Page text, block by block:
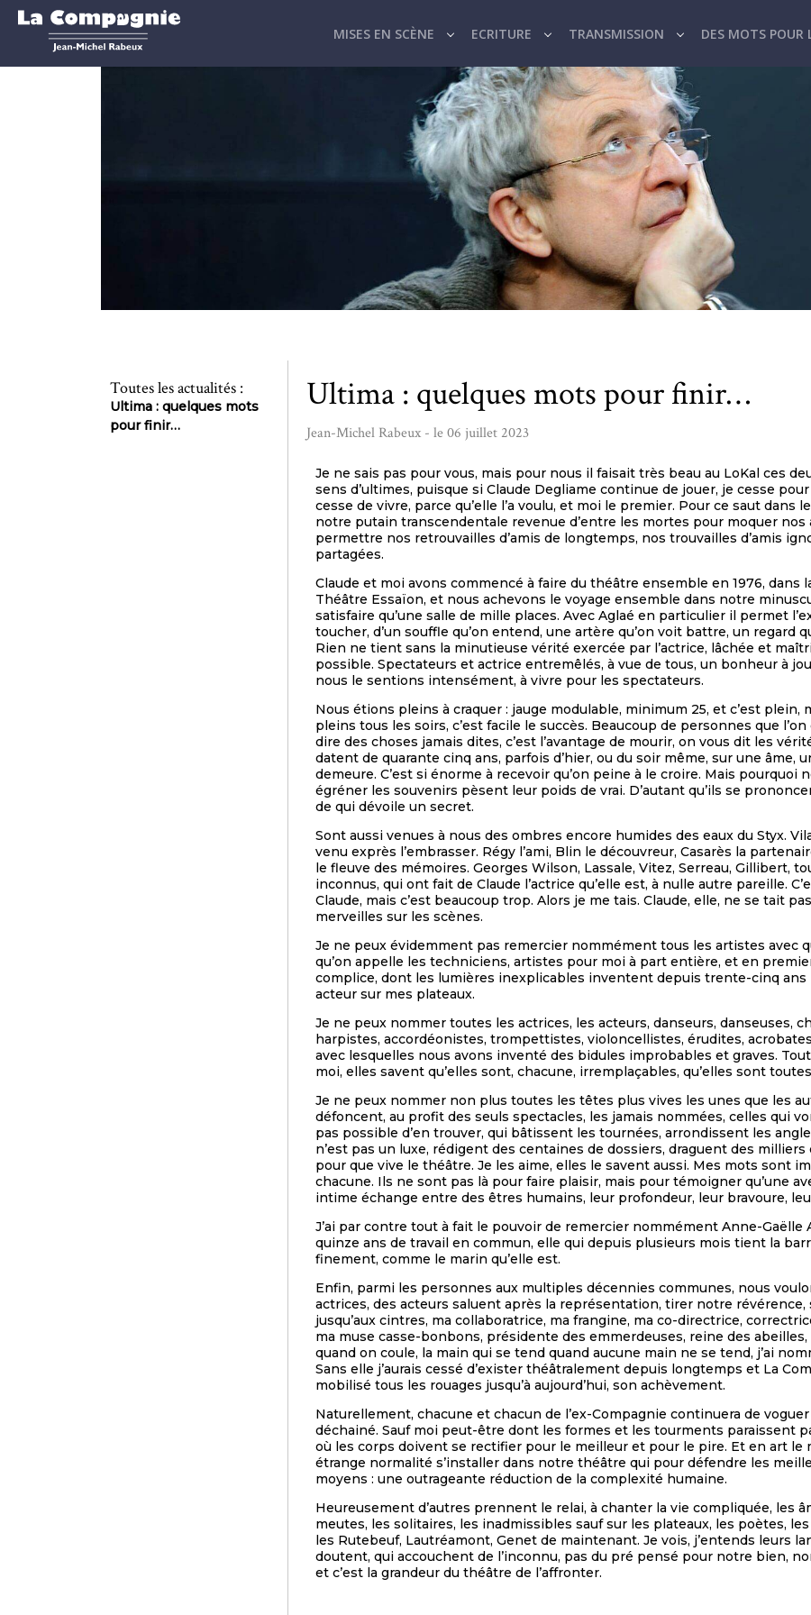
MISES EN SCÈNE ECRITURE TRANSMISSION DES MOTS POUR
Toutes les actualités :
Ultima : quelques mots
pour finir…
Ultima : quelques mots pour finir…
Jean-Michel Rabeux - le 06 juillet 2023
Je ne sais pas pour vous, mais pour nous il faisait très beau au LoKal ces
sens d’ultimes, puisque si Claude Degliame continue de jouer, je cesse
cesse de vivre, parce qu’elle l’a voulu, et moi le premier. Pour ce saut dans
notre putain transcendentale revenue d’entre les mortes pour moquer nos
permettre nos retrouvailles d’amis de longtemps, nos trouvailles d’amis
partagées.
Claude et moi avons commencé à faire du théâtre ensemble en 1976,
Théâtre Essaïon, et nous achevons le voyage ensemble dans notre
satisfaire qu’une salle de mille places. Avec Aglaé en particulier il permet
toucher, d’un souffle qu’on entend, une artère qu’on voit battre, un regard
Rien ne tient sans la minutieuse vérité exercée par l’actrice, lâchée et
possible. Spectateurs et actrice entremêlés, à vue de tous, un bonheur à
nous le sentions intensément, à vivre pour les spectateurs.
Nous étions pleins à craquer : jauge modulable, minimum 25, et c’est plein,
pleins tous les soirs, c’est facile le succès. Beaucoup de personnes que
dire des choses jamais dites, c’est l’avantage de mourir, on vous dit les
datent de quarante cinq ans, parfois d’hier, ou du soir même, sur une âme,
demeure. C’est si énorme à recevoir qu’on peine à le croire. Mais
égréner les souvenirs pèsent leur poids de vrai. D’autant qu’ils se
de qui dévoile un secret.
Sont aussi venues à nous des ombres encore humides des eaux du Styx.
venu exprès l’embrasser. Régy l’ami, Blin le découvreur, Casarès la
le fleuve des mémoires. Georges Wilson, Lassale, Vitez, Serreau, Gillibert,
inconnus, qui ont fait de Claude l’actrice qu’elle est, à nulle autre pareille.
Claude, mais c’est beaucoup trop. Alors je me tais. Claude, elle, ne se tait
merveilles sur les scènes.
Je ne peux évidemment pas remercier nommément tous les artistes avec
qu’on appelle les techniciens, artistes pour moi à part entière, et en
complice, dont les lumières inexplicables inventent depuis trente-cinq ans
acteur sur mes plateaux.
Je ne peux nommer toutes les actrices, les acteurs, danseurs, danseuses,
harpistes, accordéonistes, trompettistes, violoncellistes, érudites,
avec lesquelles nous avons inventé des bidules improbables et graves.
moi, elles savent qu’elles sont, chacune, irremplaçables, qu’elles sont
Je ne peux nommer non plus toutes les têtes plus vives les unes que les
défoncent, au profit des seuls spectacles, les jamais nommées, celles qui
pas possible d’en trouver, qui bâtissent les tournées, arrondissent les
n’est pas un luxe, rédigent des centaines de dossiers, draguent des milliers
pour que vive le théâtre. Je les aime, elles le savent aussi. Mes mots sont
chacune. Ils ne sont pas là pour faire plaisir, mais pour témoigner qu’une
intime échange entre des êtres humains, leur profondeur, leur bravoure,
J’ai par contre tout à fait le pouvoir de remercier nommément Anne-
quinze ans de travail en commun, elle qui depuis plusieurs mois tient la
finement, comme le marin qu’elle est.
Enfin, parmi les personnes aux multiples décennies communes, nous
actrices, des acteurs saluent après la représentation, tirer notre révérence,
jusqu’aux cintres, ma collaboratrice, ma frangine, ma co-directrice,
ma muse casse-bonbons, présidente des emmerdeuses, reine des
quand on coule, la main qui se tend quand aucune main ne se tend, j’ai
Sans elle j’aurais cessé d’exister théâtralement depuis longtemps et La
mobilisé tous les rouages jusqu’à aujourd’hui, son achèvement.
Naturellement, chacune et chacun de l’ex-Compagnie continuera de
déchainé. Sauf moi peut-être dont les formes et les tourments paraissent
où les corps doivent se rectifier pour le meilleur et pour le pire. Et en art le
étrange normalité s’installer dans notre théâtre qui pour défendre les
moyens : une outrageante réduction de la complexité humaine.
Heureusement d’autres prennent le relai, à chanter la vie compliquée, les
meutes, les solitaires, les inadmissibles sauf sur les plateaux, les poètes,
les Rutebeuf, Lautréamont, Genet de maintenant. Je vois, j’entends leurs
doutent, qui accouchent de l’inconnu, pas du pré pensé pour notre bien,
et c’est la grandeur du théâtre de l’affronter.